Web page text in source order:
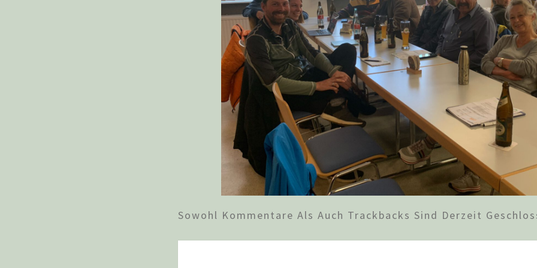
Sowohl Kommentare Als Auch Trackbacks Sind Derzeit